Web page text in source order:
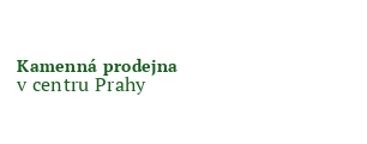
Kamenná prodejna
v centru Prahy